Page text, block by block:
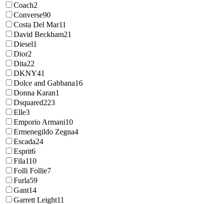
Coach2
Converse90
Costa Del Mar11
David Beckham21
Diesel1
Dior2
Dita22
DKNY41
Dolce and Gabbana16
Donna Karan1
Dsquared223
Elle3
Emporio Armani10
Ermenegildo Zegna4
Escada24
Esprit6
Fila110
Folli Follie7
Furla59
Gant14
Garrett Leight11